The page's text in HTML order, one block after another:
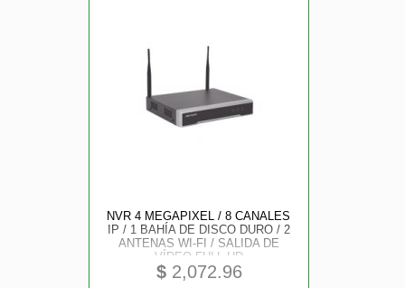
NVR 4 MEGAPIXEL / 8 CANALES
IP / 1 BAHÍA DE DISCO DURO / 2
ANTENAS WI-FI / SALIDA DE
VÍDEO FULL HD
$2,072.96